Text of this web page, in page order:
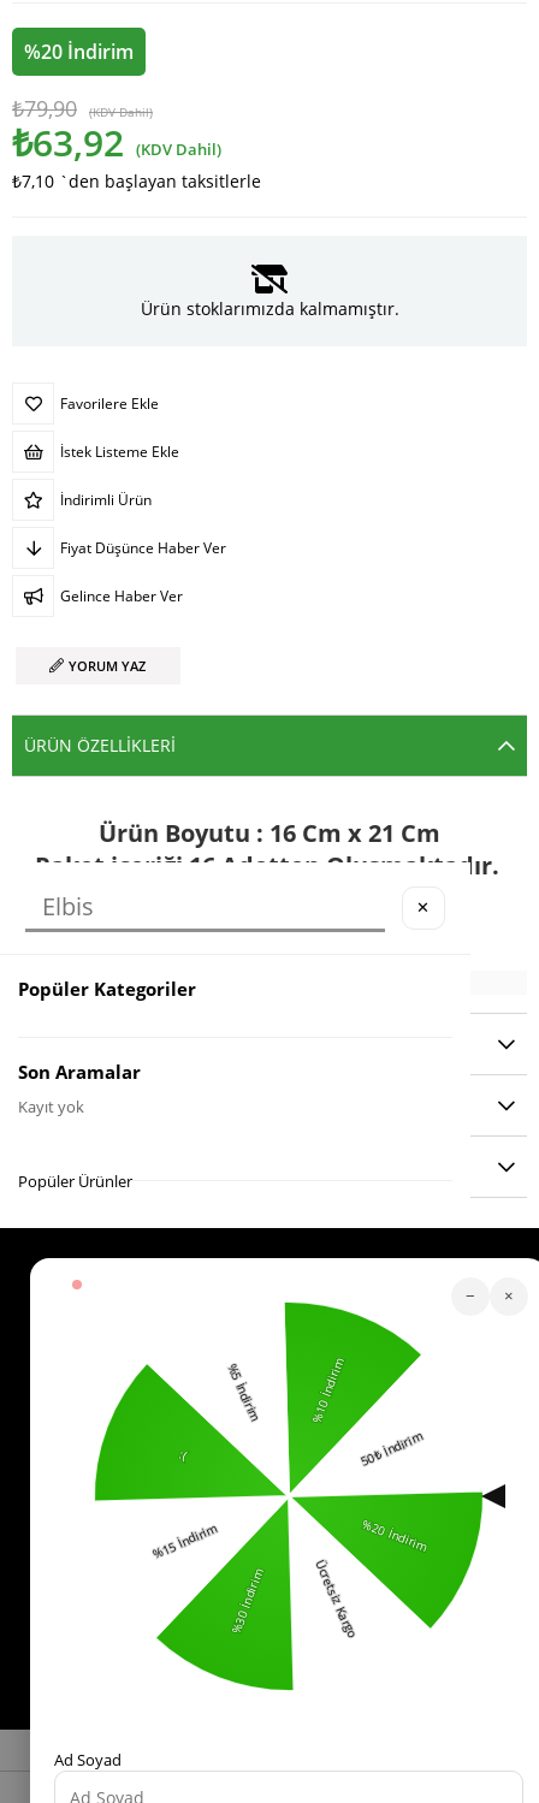
%20 İndirim
₺79,90 (KDV Dahil)
₺63,92 (KDV Dahil)
₺7,10 `den başlayan taksitlerle
Ürün stoklarımızda kalmamıştır.
Favorilere Ekle
İstek Listeme Ekle
İndirimli Ürün
Fiyat Düşünce Haber Ver
Gelince Haber Ver
YORUM YAZ
ÜRÜN ÖZELLIKLERI
Ürün Boyutu : 16 Cm x 21 Cm
Paket içeriği 16 Adetten Oluşmaktadır.
KağıtlarStickerlı Değildir.
ÖDEME SEÇENEKLERI
0553 321 33 40
Yardım
Sıkça Sorulan Sorular
Kurumsal
Politikalar
Mesafeli Satış Sözleşmesi
İade ve Değişim Koşulları
− ×
Ad Soyad
✕
Popüler Kategoriler
Son Aramalar
Kayıt yok
Popüler Ürünler